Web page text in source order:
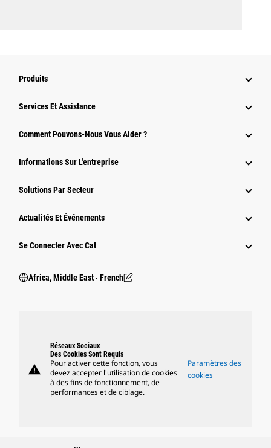
Produits
Services Et Assistance
Comment Pouvons-Nous Vous Aider ?
Informations Sur L'entreprise
Solutions Par Secteur
Actualités Et Événements
Se Connecter Avec Cat
Africa, Middle East ‧ French
warning
Réseaux Sociaux
Des Cookies Sont Requis
Pour activer cette fonction, vous
devez accepter l'utilisation de cookies
à des fins de fonctionnement, de
performances et de ciblage.
Paramètres des
cookies